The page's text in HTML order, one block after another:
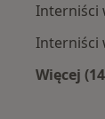
Interniści
Interniści
Więcej